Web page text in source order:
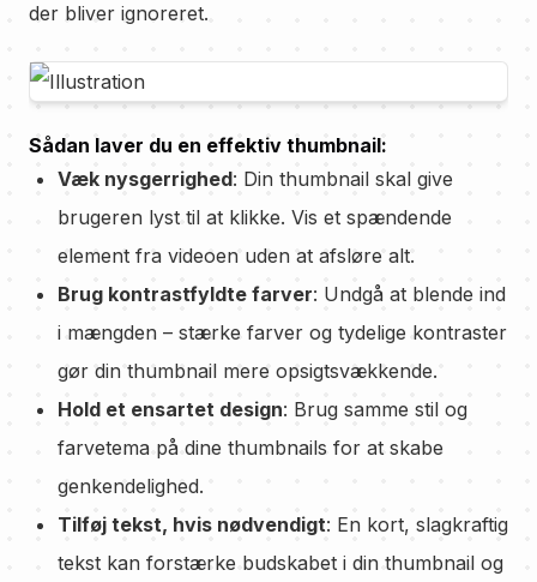
der bliver ignoreret.
Sådan laver du en effektiv thumbnail:
Væk nysgerrighed: Din thumbnail skal give
brugeren lyst til at klikke. Vis et spændende
element fra videoen uden at afsløre alt.
Brug kontrastfyldte farver: Undgå at blende ind
i mængden – stærke farver og tydelige kontraster
gør din thumbnail mere opsigtsvækkende.
Hold et ensartet design: Brug samme stil og
farvetema på dine thumbnails for at skabe
genkendelighed.
Tilføj tekst, hvis nødvendigt: En kort, slagkraftig
tekst kan forstærke budskabet i din thumbnail og